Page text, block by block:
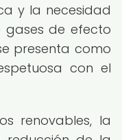
y la necesidad
gases de efecto
presenta como
con el
renovables, la